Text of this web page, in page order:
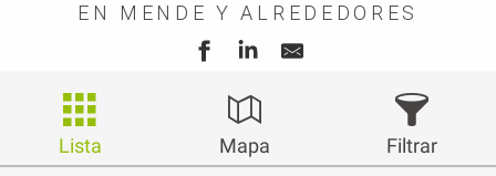
EN MENDE Y ALREDEDORES
Lista Mapa Filtrar